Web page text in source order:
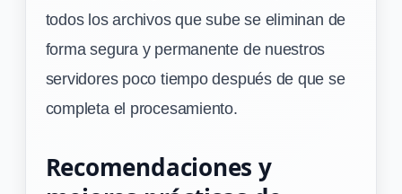
todos los archivos que sube se eliminan de
forma segura y permanente de nuestros
servidores poco tiempo después de que se
completa el procesamiento.
Recomendaciones y